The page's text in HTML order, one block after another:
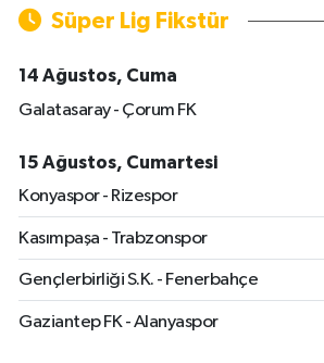
Süper Lig Fikstür
14 Ağustos, Cuma
Galatasaray - Çorum FK
15 Ağustos, Cumartesi
Konyaspor - Rizespor
Kasımpaşa - Trabzonspor
Gençlerbirliği S.K. - Fenerbahçe
Gaziantep FK - Alanyaspor